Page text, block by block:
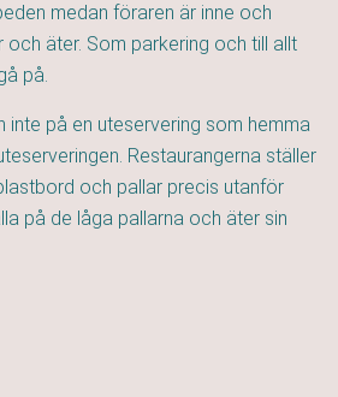
medan föraren är inne och
äter. Som parkering och till allt
på.
inte på en uteservering som hemma
Restaurangerna ställer
och pallar precis utanför
på de låga pallarna och äter sin